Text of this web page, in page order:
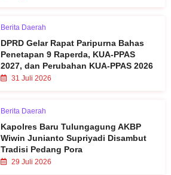
Berita Daerah
DPRD Gelar Rapat Paripurna Bahas
Penetapan 9 Raperda, KUA-PPAS
2027, dan Perubahan KUA-PPAS 2026
31 Juli 2026
Berita Daerah
Kapolres Baru Tulungagung AKBP
Wiwin Junianto Supriyadi Disambut
Tradisi Pedang Pora
29 Juli 2026